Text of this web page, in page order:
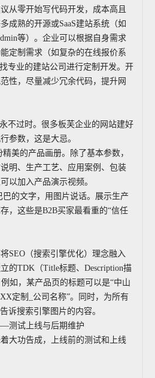
从零开始写代码开发，成本高且
成熟的开源或SaaS建站系统（如
等）。企业可以根据自身需求
定制需求（如复杂的在线报价系
专业的建站公司进行定制开发。开
性，尽量减少冗余代码，提升网
不过时。很多板芙企业的网站建好
参数，这是大忌。
美的产品画册。除了基本参数，
明、生产工艺、应用案例、包装
以加入产品演示视频。
的文字，用图片说话。展示生产
，这些是B2B买家最看重的“信任
SEO（搜索引擎优化）理念融入
的TDK（Title标题、Description描
如，某产品页的标题可以是“中山
定制_公司名称”。同时，为所有
诉搜索引擎图片的内容。
测试上线与后期维护
大功告成，上线前的测试和上线